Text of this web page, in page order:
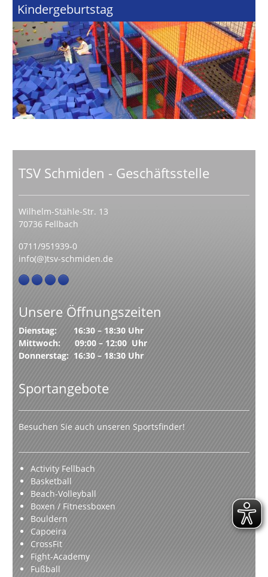
Kindergeburtstag
TSV Schmiden - Geschäftsstelle
Wilhelm-Stähle-Str. 13
70736 Fellbach
0711/951939-0
info(@)tsv-schmiden.de
Unsere Öffnungszeiten
Dienstag: 16:30 – 18:30 Uhr
Mittwoch: 09:00 – 12:00 Uhr
Donnerstag: 16:30 – 18:30 Uhr
Sportangebote
Besuchen Sie auch unseren Sportsfinder!
Activity Fellbach
Basketball
Beach-Volleyball
Boxen / Fitnessboxen
Bouldern
Capoeira
CrossFit
Fight-Academy
Fußball